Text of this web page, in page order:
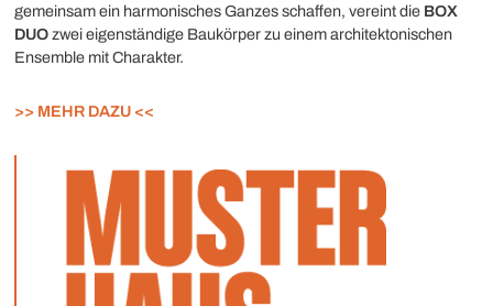
gemeinsam ein harmonisches Ganzes schaffen, vereint die BOX
DUOzwei eigenständige Baukörper zu einem architektonischen
Ensemble mit Charakter.
>> MEHR DAZU <<